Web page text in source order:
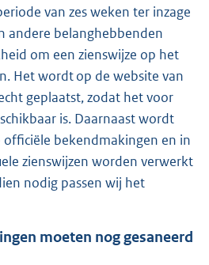
van zes weken ter inzage
andere belanghebbenden
om een zienswijze op het
Het wordt op de website van
geplaatst, zodat het voor
is. Daarnaast wordt
bekendmakingen en in
zienswijzen worden verwerkt
nodig passen wij het
moeten nog gesaneerd